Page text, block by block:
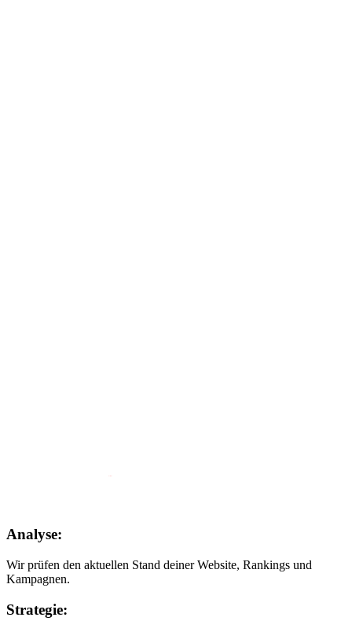
Analyse:
Wir prüfen den aktuellen Stand deiner Website, Rankings und
Kampagnen.
Strategie: